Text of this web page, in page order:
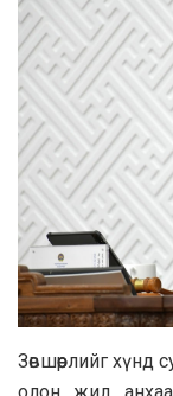
Зөвшөөрлийг хүнд
олон жил